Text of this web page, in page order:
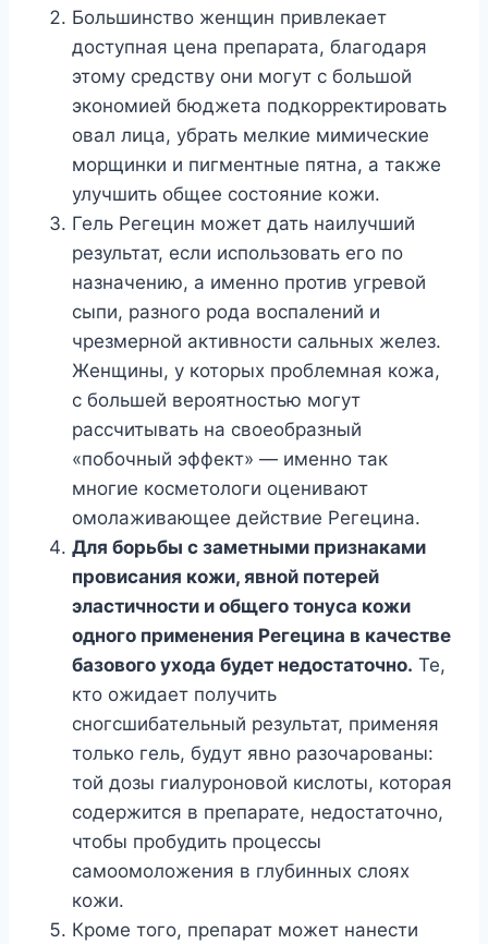
Большинство женщин привлекает
доступная цена препарата, благодаря
этому средству они могут с большой
экономией бюджета подкорректировать
овал лица, убрать мелкие мимические
морщинки и пигментные пятна, а также
улучшить общее состояние кожи.
Гель Регецин может дать наилучший
результат, если использовать его по
назначению, а именно против угревой
сыпи, разного рода воспалений и
чрезмерной активности сальных желез.
Женщины, у которых проблемная кожа,
с большей вероятностью могут
рассчитывать на своеобразный
«побочный эффект» — именно так
многие косметологи оценивают
омолаживающее действие Регецина.
Для борьбы с заметными признаками
провисания кожи, явной потерей
эластичности и общего тонуса кожи
одного применения Регецина в качестве
базового ухода будет недостаточно. Те,
кто ожидает получить
сногсшибательный результат, применяя
только гель, будут явно разочарованы:
той дозы гиалуроновой кислоты, которая
содержится в препарате, недостаточно,
чтобы пробудить процессы
самоомоложения в глубинных слоях
кожи.
Кроме того, препарат может нанести